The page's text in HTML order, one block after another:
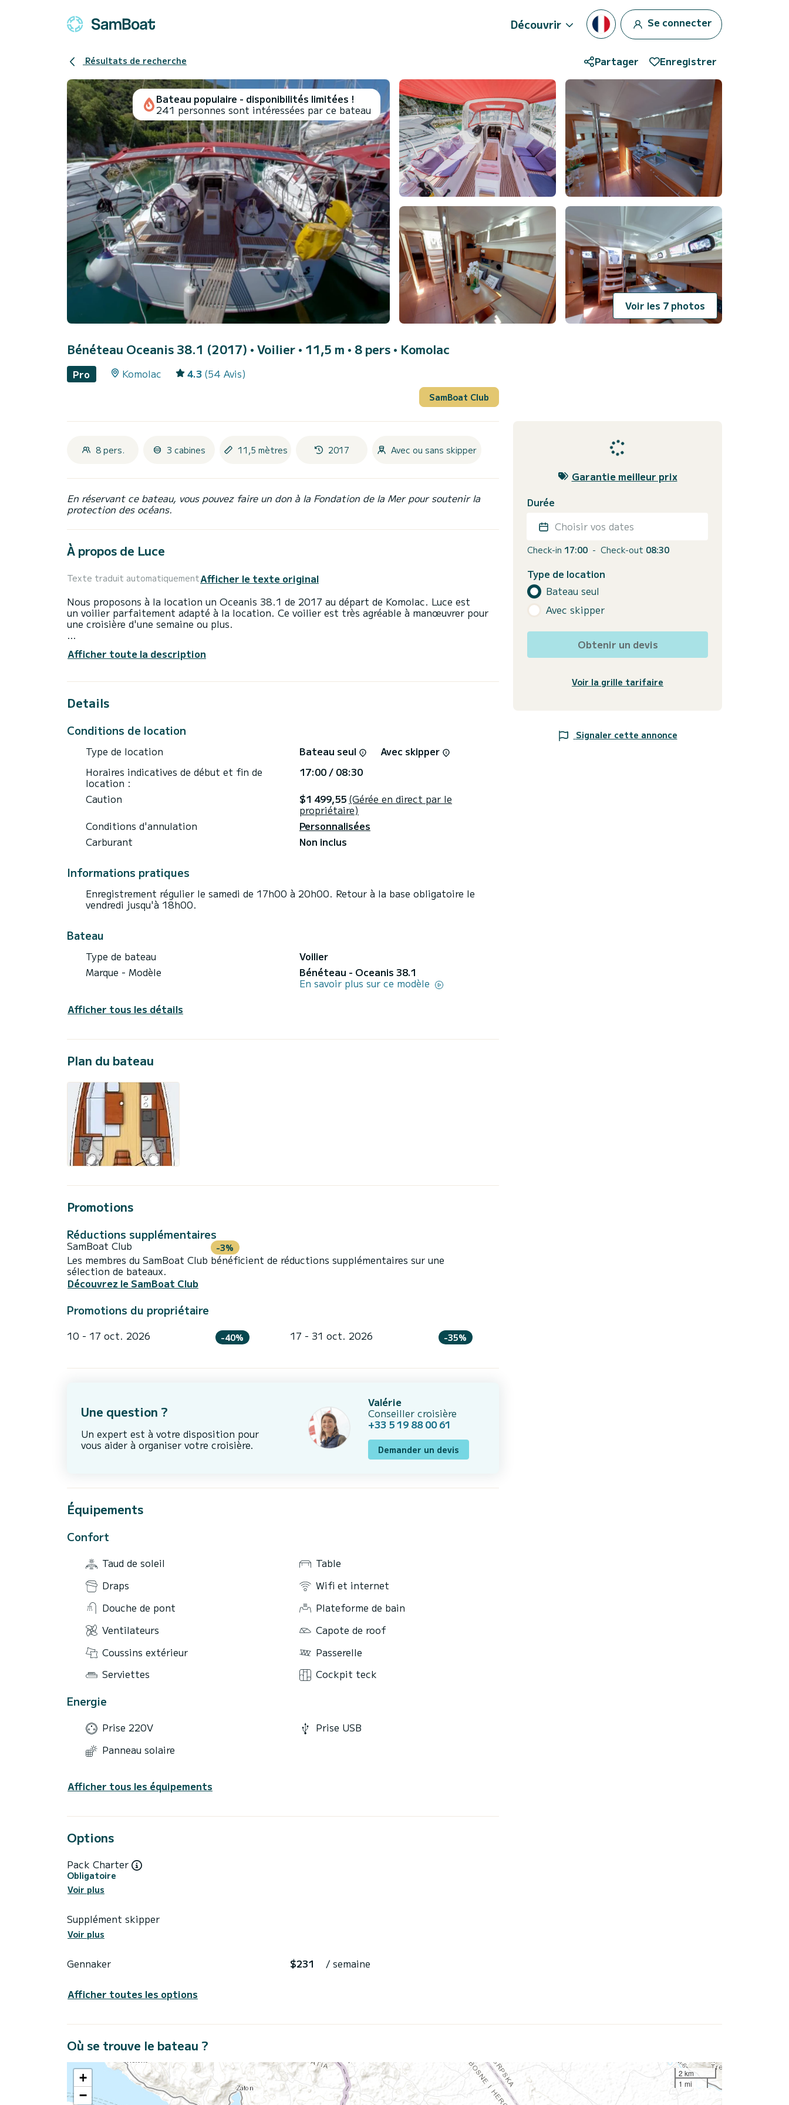
Découvrir Se connecter
Résultats de recherche Partager Enregistrer
Voir les 7 photos
Bateau populaire - disponibilités limitées !
241 personnes sont intéressées par ce bateau
Bénéteau Oceanis 38.1 (2017) • Voilier • 11,5 m • 8 pers • Komolac
Pro Komolac 4.3 (54 Avis)
SamBoat Club
8 pers. 3 cabines 11,5 mètres 2017 Avec ou sans skipper
En réservant ce bateau, vous pouvez faire un don à la Fondation de la Mer pour soutenir la
protection des océans.
À propos de Luce
Texte traduit automatiquementAfficher le texte original
Nous proposons à la location un Oceanis 38.1 de 2017 au départ de Komolac. Luce est
un voilier parfaitement adapté à la location. Ce voilier est très agréable à manœuvrer pour
une croisière d'une semaine ou plus.
Avec une longueur totale de 12 mètres et une puissance de 29 chevaux, il sera votre meilleur
notamment les équipements suivants : Pilote automatique, Haut-parleurs extérieurs, Prise
USB, Wifi et internet, Douche de pont, Plateforme de bain .
Pour toute demande d'information ou réservation, cliquer sur le bouton « obtenir un devis »,
Afficher toute la description
Details
Conditions de location
Type de location Bateau seul
Avec skipper
Horaires indicatives de début et fin de
location :
17:00 / 08:30
Caution
$1 499,55 (Gérée en direct par le
propriétaire)
Conditions d'annulation
Personnalisées
Carburant
Non inclus
Informations pratiques
Enregistrement régulier le samedi de 17h00 à 20h00. Retour à la base obligatoire le
vendredi jusqu'à 18h00.
Bateau
Type de bateau
Voilier
Marque - Modèle
Bénéteau - Oceanis 38.1
En savoir plus sur ce modèle
Afficher tous les détails
Plan du bateau
Promotions
Réductions supplémentaires
SamBoat Club -3%
Les membres du SamBoat Club bénéficient de réductions supplémentaires sur une
sélection de bateaux.
Découvrez le SamBoat Club
Promotions du propriétaire
10 - 17 oct. 2026 -40% 17 - 31 oct. 2026 -35%
Une question ?
Un expert est à votre disposition pour
vous aider à organiser votre croisière.
Valérie
Conseiller croisière
+33 5 19 88 00 61
Demander un devis
Équipements
Confort
Taud de soleil
Table
Draps
Wifi et internet
Douche de pont
Plateforme de bain
Ventilateurs
Capote de roof
Coussins extérieur
Passerelle
Serviettes
Cockpit teck
Energie
Prise 220V
Prise USB
Panneau solaire
Afficher tous les équipements
Options
Pack Charter
Obligatoire
Voir plus
Supplément skipper
Voir plus
Gennaker $231 / semaine
Afficher toutes les options
Garantie meilleur prix
Durée
Choisir vos dates
Check-in 17:00 - Check-out 08:30
Type de location
Bateau seul
Avec skipper
Obtenir un devis
Voir la grille tarifaire
Signaler cette annonce
Où se trouve le bateau ?
+
−
2 km
1 mi